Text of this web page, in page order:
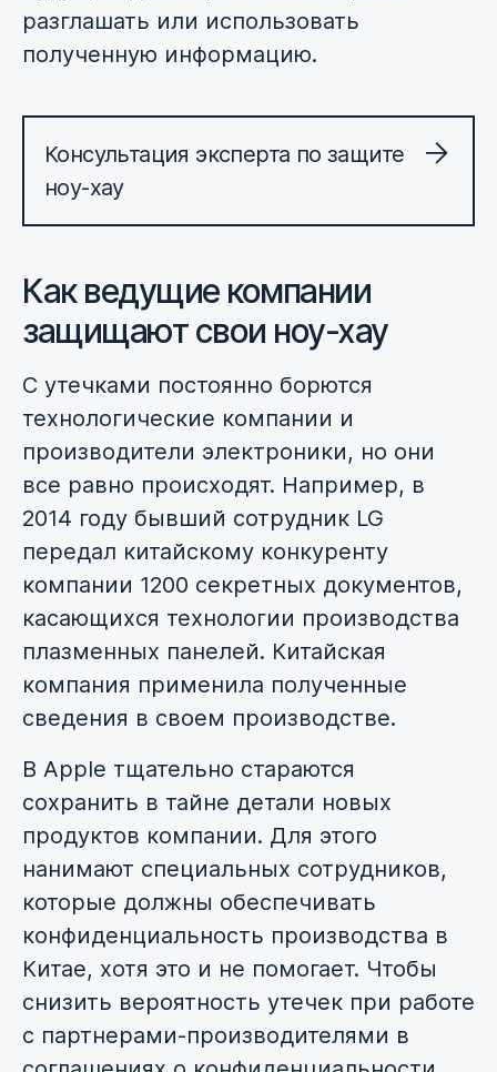
разглашать или использовать
полученную информацию.
Консультация эксперта по защите
ноу-хау
Как ведущие компании
защищают свои ноу-хау
С утечками постоянно борются
технологические компании и
производители электроники, но они
все равно происходят. Например, в
2014 году бывший сотрудник LG
передал китайскому конкуренту
компании 1200 секретных документов,
касающихся технологии производства
плазменных панелей. Китайская
компания применила полученные
сведения в своем производстве.
В Apple тщательно стараются
сохранить в тайне детали новых
продуктов компании. Для этого
нанимают специальных сотрудников,
которые должны обеспечивать
конфиденциальность производства в
Китае, хотя это и не помогает. Чтобы
снизить вероятность утечек при работе
с партнерами-производителями в